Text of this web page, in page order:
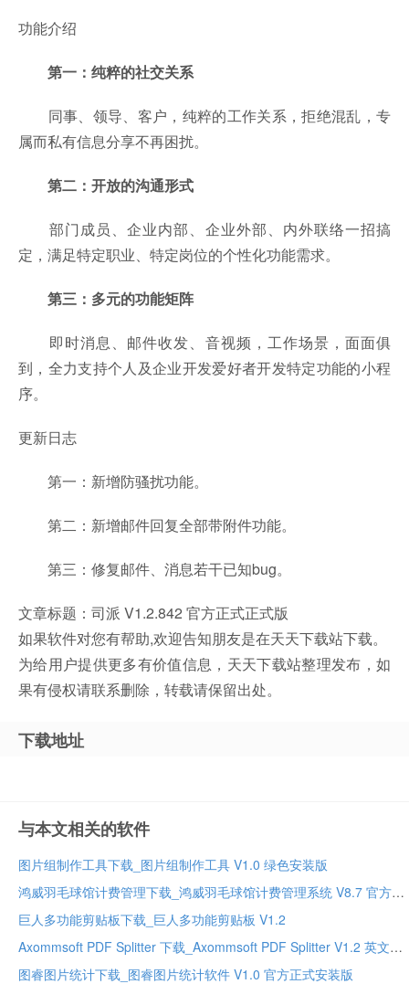
功能介绍
第一：纯粹的社交关系
同事、领导、客户，纯粹的工作关系，拒绝混乱，专
属而私有信息分享不再困扰。
第二：开放的沟通形式
部门成员、企业内部、企业外部、内外联络一招搞
定，满足特定职业、特定岗位的个性化功能需求。
第三：多元的功能矩阵
即时消息、邮件收发、音视频，工作场景，面面俱
到，全力支持个人及企业开发爱好者开发特定功能的小程
序。
更新日志
第一：新增防骚扰功能。
第二：新增邮件回复全部带附件功能。
第三：修复邮件、消息若干已知bug。
文章标题：司派 V1.2.842 官方正式正式版
如果软件对您有帮助,欢迎告知朋友是在天天下载站下载。
为给用户提供更多有价值信息，天天下载站整理发布，如
果有侵权请联系删除，转载请保留出处。
下载地址
与本文相关的软件
图片组制作工具下载_图片组制作工具 V1.0 绿色安装版
鸿威羽毛球馆计费管理下载_鸿威羽毛球馆计费管理系统 V8.7 官方正式安装版
巨人多功能剪贴板下载_巨人多功能剪贴板 V1.2
Axommsoft PDF Splitter 下载_Axommsoft PDF Splitter V1.2 英文安装版
图睿图片统计下载_图睿图片统计软件 V1.0 官方正式安装版